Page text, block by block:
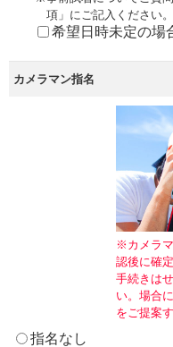
項」にご記入ください。
希望日時未定の場
カメラマン指名
※カメラ
認後に確
手続きは
い。場合
をご提案
指名なし